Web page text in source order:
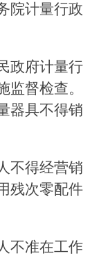
院计量行政
政府计量行
监督检查。
器具不得销
不得经营销
残次零配件
不准在工作